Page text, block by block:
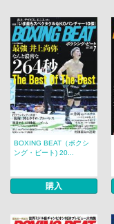
BOXING BEAT（ボクシ
ング・ビート) 20...
購入